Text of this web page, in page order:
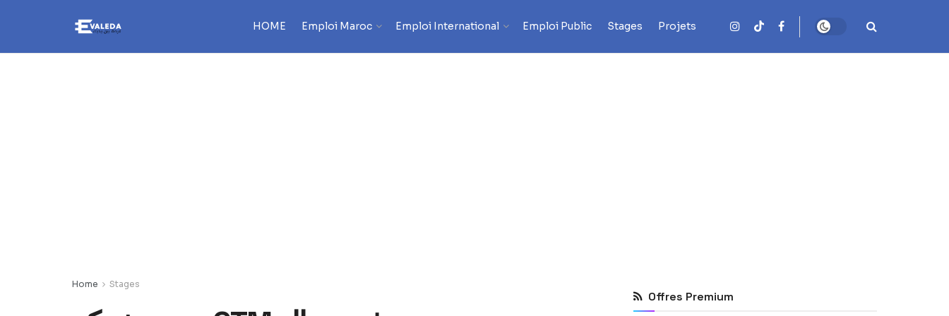
HOME Emploi Maroc Emploi International Emploi Public Stages Projets
Home Stages
Offres Premium